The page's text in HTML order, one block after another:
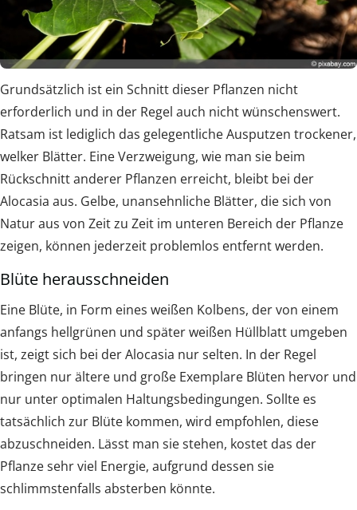
Grundsätzlich ist ein Schnitt dieser Pflanzen nicht
erforderlich und in der Regel auch nicht wünschenswert.
Ratsam ist lediglich das gelegentliche Ausputzen trockener,
welker Blätter. Eine Verzweigung, wie man sie beim
Rückschnitt anderer Pflanzen erreicht, bleibt bei der
Alocasia aus. Gelbe, unansehnliche Blätter, die sich von
Natur aus von Zeit zu Zeit im unteren Bereich der Pflanze
zeigen, können jederzeit problemlos entfernt werden.
Blüte herausschneiden
Eine Blüte, in Form eines weißen Kolbens, der von einem
anfangs hellgrünen und später weißen Hüllblatt umgeben
ist, zeigt sich bei der Alocasia nur selten. In der Regel
bringen nur ältere und große Exemplare Blüten hervor und
nur unter optimalen Haltungsbedingungen. Sollte es
tatsächlich zur Blüte kommen, wird empfohlen, diese
abzuschneiden. Lässt man sie stehen, kostet das der
Pflanze sehr viel Energie, aufgrund dessen sie
schlimmstenfalls absterben könnte.